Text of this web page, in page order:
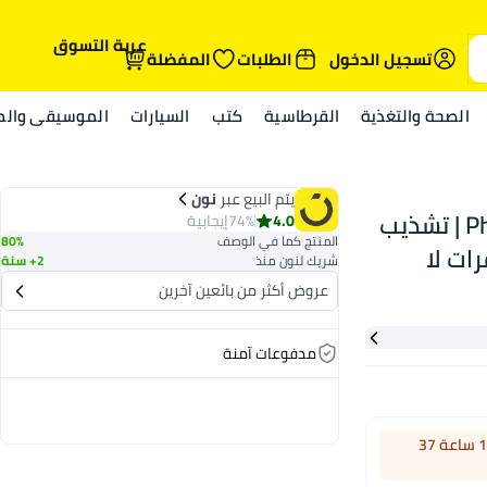
تسجيل الدخول
الطلبات المفضلةعربة التسوق
الصحة والتغذية القرطاسية كتب السيارات الموسيقى
ماكينة تقصير اللحية BT3232/15 من Philips | تشذيب
شفرات لا
اطلب خلال 18 ساعة 37
يتم البيع عبر نون‎‎
4.0
74%إيجابية
المنتج كما في الوصف 80%
شريك لنون منذ 2+ سنة
عروض أكثر من بائعين آخرين
مدفوعات آمنة